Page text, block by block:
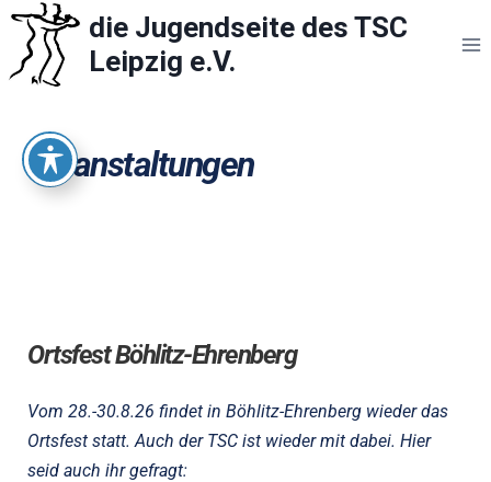
Zum
Inhalt
springen
die Jugendseite des TSC
Leipzig e.V.
Veranstaltungen
Ortsfest Böhlitz-Ehrenberg
Vom 28.-30.8.26 findet in Böhlitz-Ehrenberg wieder das
Ortsfest statt. Auch der TSC ist wieder mit dabei. Hier
seid auch ihr gefragt: